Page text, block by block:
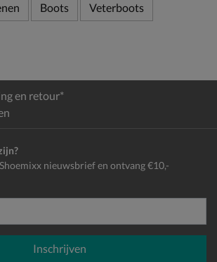
Boots Veterboots
en retour*
nieuwsbrief en ontvang €10,-
Inschrijven